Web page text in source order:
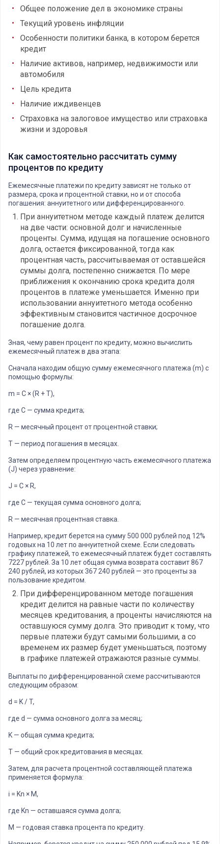
Общее положение дел в экономике страны
Текущий уровень инфляции
Особенности политики банка, в котором берется
кредит
Наличие активов, например, недвижимости или
автомобиля
Цель кредита
Наличие иждивенцев
Страховка на залоговое имущество или страховка
жизни и здоровья
Как самостоятельно рассчитать сумму
процентов по кредиту
Ежемесячные платежи по кредиту зависят не только от
размера, срока и процентной ставки, но и от способа
погашения: аннуитетного или дифференцированного.
При аннуитетном методе каждый платеж делится
на две части: основной долг и начисленные
проценты. Сумма, идущая на погашение основного
долга, остается фиксированной, тогда как
процентная часть, рассчитываемая от оставшейся
суммы долга, постепенно снижается. По мере
приближения к окончанию срока кредита доля
процентов в платеже уменьшается. Именно при
использовании аннуитетного метода особенно
эффективным становится частичное досрочное
погашение долга.
Зная, чему равен процент по кредиту, можно вычислить
ежемесячный платеж в два этапа:
Сначала находим общую сумму ежемесячного платежа (m) с
помощью формулы:
m = C × (R + T),
где C — сумма кредита;
R — месячный процент от процентной ставки;
T — период погашения в месяцах.
Затем определяем процентную часть ежемесячного платежа
(J) через уравнение:
J = C × R,
где C — текущая сумма основного долга;
R — месячная процентная ставка.
Например, кредит берется на сумму 500 000 рублей под 12%
годовых на 10 лет по аннуитетной схеме. Если следовать
графику платежей, то ежемесячный платеж будет составлять
7227 рублей. За 10 лет общая сумма возврата составит 867
240 рублей, из которых 367 240 рублей — это проценты за
пользование кредитом.
При дифференцированном методе погашения
кредит делится на равные части по количеству
месяцев кредитования, а проценты начисляются на
оставшуюся сумму долга. Это приводит к тому, что
первые платежи будут самыми большими, а со
временем их размер будет уменьшаться, поэтому
в графике платежей отражаются разные суммы.
Выплаты по дифференцированной схеме рассчитываются
следующим образом:
d = K / T,
где d — сумма основного долга за месяц;
K — общая сумма кредита;
T — общий срок кредитования в месяцах.
Затем, для расчета процентной составляющей платежа
применяется формула:
i = Kn × M,
где Kn — оставшаяся сумма долга;
M — годовая ставка процента по кредиту.